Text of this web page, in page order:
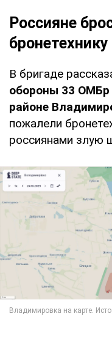
Россияне
бронетехнику
В бригаде
обороны 33 ОМБр
районе
пожалели
россиянами злую